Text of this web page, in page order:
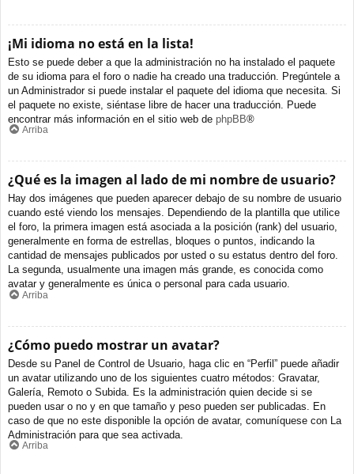
¡Mi idioma no está en la lista!
Esto se puede deber a que la administración no ha instalado el paquete
de su idioma para el foro o nadie ha creado una traducción. Pregúntele a
un Administrador si puede instalar el paquete del idioma que necesita. Si
el paquete no existe, siéntase libre de hacer una traducción. Puede
encontrar más información en el sitio web de phpBB®
Arriba
¿Qué es la imagen al lado de mi nombre de usuario?
Hay dos imágenes que pueden aparecer debajo de su nombre de usuario
cuando esté viendo los mensajes. Dependiendo de la plantilla que utilice
el foro, la primera imagen está asociada a la posición (rank) del usuario,
generalmente en forma de estrellas, bloques o puntos, indicando la
cantidad de mensajes publicados por usted o su estatus dentro del foro.
La segunda, usualmente una imagen más grande, es conocida como
avatar y generalmente es única o personal para cada usuario.
Arriba
¿Cómo puedo mostrar un avatar?
Desde su Panel de Control de Usuario, haga clic en “Perfil” puede añadir
un avatar utilizando uno de los siguientes cuatro métodos: Gravatar,
Galería, Remoto o Subida. Es la administración quien decide si se
pueden usar o no y en que tamaño y peso pueden ser publicadas. En
caso de que no este disponible la opción de avatar, comuníquese con La
Administración para que sea activada.
Arriba